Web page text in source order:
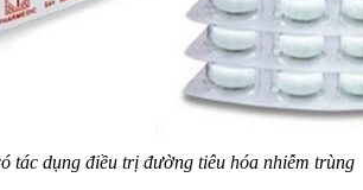
tác dụng điều trị đường tiêu hóa nhiễm trùng